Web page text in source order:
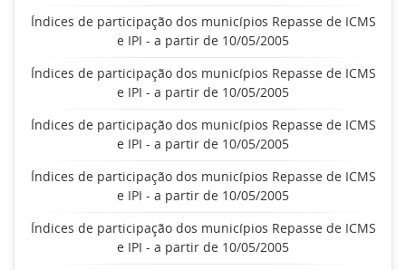
Índices de participação dos municípios Repasse de ICMS
e IPI - a partir de 10/05/2005
Índices de participação dos municípios Repasse de ICMS
e IPI - a partir de 10/05/2005
Índices de participação dos municípios Repasse de ICMS
e IPI - a partir de 10/05/2005
Índices de participação dos municípios Repasse de ICMS
e IPI - a partir de 10/05/2005
Índices de participação dos municípios Repasse de ICMS
e IPI - a partir de 10/05/2005